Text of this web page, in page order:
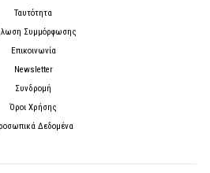
Ταυτότητα
Συμμόρφωσης
Επικοινωνία
Newsletter
Συνδρομή
Όροι Χρήσης
Δεδομένα